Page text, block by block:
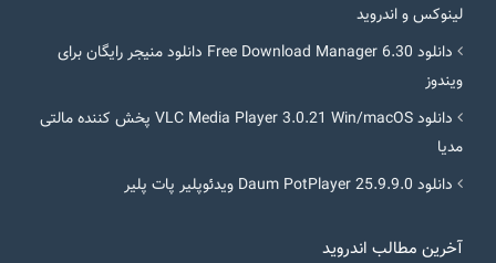
لینوکس و اندروید
دانلود Free Download Manager 6.30 دانلود منیجر رایگان برای
ویندوز
دانلود VLC Media Player 3.0.21 Win/macOS پخش کننده مالتی
مدیا
دانلود Daum PotPlayer 25.9.9.0 ویدئوپلیر پات پلیر
آخرین مطالب اندروید